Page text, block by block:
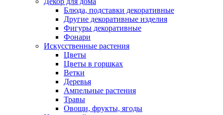
Блюда, подставки декоративные
Другие декоративные изделия
Фигуры декоративные
Фонари
Искусственные растения
Цветы
Цветы в горшках
Ветки
Деревья
Ампельные растения
Травы
Овощи, фрукты, ягоды